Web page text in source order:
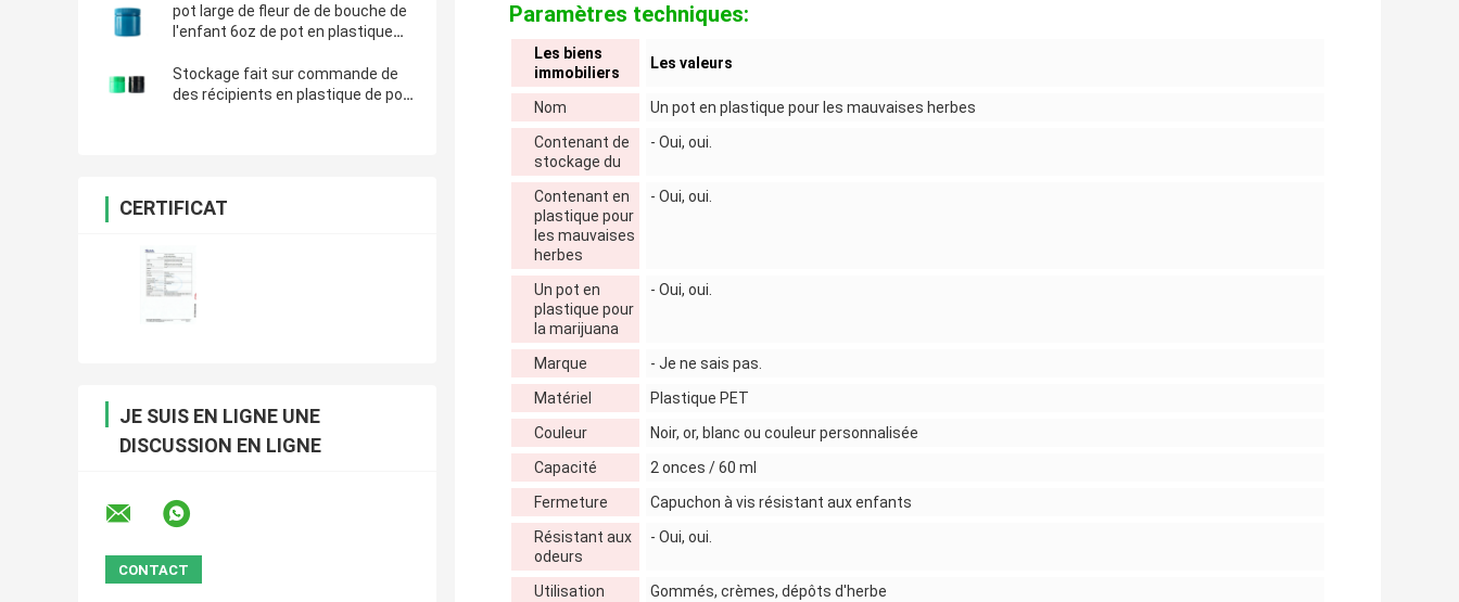
pot large de fleur de de bouche de
l'enfant 6oz de pot en plastique
Stockage fait sur commande de
des récipients en plastique de pot
CERTIFICAT
JE SUIS EN LIGNE UNE
DISCUSSION EN LIGNE
Paramètres techniques:
Les biens
immobiliers
Les valeurs
Nom
Un pot en plastique pour les mauvaises herbes
Contenant de
stockage du
- Oui, oui.
Contenant en
plastique pour
les mauvaises
herbes
- Oui, oui.
Un pot en
plastique pour
la marijuana
- Oui, oui.
Marque
- Je ne sais pas.
Matériel
Plastique PET
Couleur
Noir, or, blanc ou couleur personnalisée
Capacité
2 onces / 60 ml
Fermeture
Capuchon à vis résistant aux enfants
Résistant aux
odeurs
- Oui, oui.
Utilisation
Gommés, crèmes, dépôts d'herbe